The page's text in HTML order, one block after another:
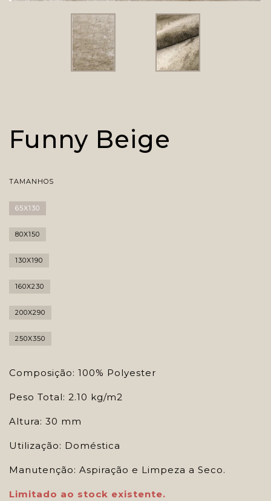
Funny Beige
TAMANHOS
65X130
80X150
130X190
160X230
200X290
250X350
Composição: 100% Polyester
Peso Total: 2.10 kg/m2
Altura: 30 mm
Utilização: Doméstica
Manutenção: Aspiração e Limpeza a Seco.
Limitado ao stock existente.